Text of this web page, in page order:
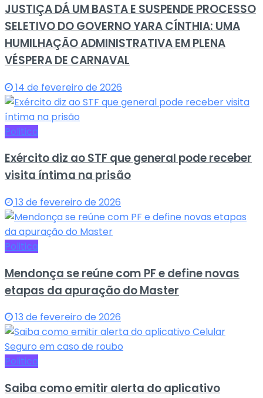
JUSTIÇA DÁ UM BASTA E SUSPENDE PROCESSO
SELETIVO DO GOVERNO YARA CÍNTHIA: UMA
HUMILHAÇÃO ADMINISTRATIVA EM PLENA
VÉSPERA DE CARNAVAL
14 de fevereiro de 2026
Politica
Exército diz ao STF que general pode receber
visita íntima na prisão
13 de fevereiro de 2026
Politica
Mendonça se reúne com PF e define novas
etapas da apuração do Master
13 de fevereiro de 2026
Politica
Saiba como emitir alerta do aplicativo